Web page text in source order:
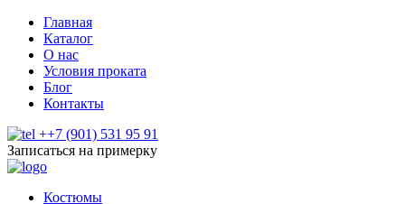
Главная
Каталог
О нас
Условия проката
Блог
Контакты
++7 (901) 531 95 91
Записаться на примерку
Костюмы